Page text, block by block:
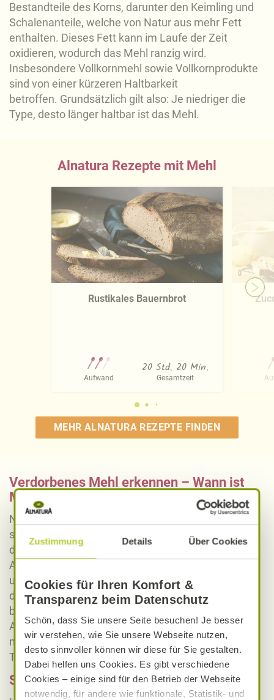
Zustimmung Details Über Cookies
Cookies für Ihren Komfort &
Transparenz beim Datenschutz
Schön, dass Sie unsere Seite besuchen! Je besser
wir verstehen, wie Sie unsere Webseite nutzen,
desto sinnvoller können wir diese für Sie gestalten.
Dabei helfen uns Cookies. Es gibt verschiedene
Cookies – einige sind für den Betrieb der Webseite
notwendig, für andere wie funktionale, Statistik- und
Bestandteile des Korns, darunter den Keimling und
Schalenanteile, welche von Natur aus mehr Fett
enthalten. Dieses Fett kann im Laufe der Zeit
oxidieren, wodurch das Mehl ranzig wird.
Insbesondere Vollkornmehl sowie Vollkornprodukte
sind von einer kürzeren Haltbarkeit
betroffen. Grundsätzlich gilt also: Je niedriger die
Type, desto länger haltbar ist das Mehl.
Alnatura Rezepte mit Mehl
Rustikales Bauernbrot
Aufwand
20 Std. 20 Min.
Gesamtzeit
MEHR ALNATURA REZEPTE FINDEN
Verdorbenes Mehl erkennen – Wann ist
Mehl schlecht?
Nach Ablauf des Haltbarkeitsdatums ist Mehl nicht
sofort schlecht. Allerdings lässt die Backfähigkeit
des Mahlerzeugnis nach, je länger es gelagert wird.
Achten Sie bei der Verwendung von Mehl,
unabhängig vom Haltbarkeitsdatum, darauf, dass
das Mehl einen frischen Geruch und keine Klumpen
besitzt, sondern fein aus der Packung rieselt.
Anzeichen für den Verderb sind unter anderem ein
muffiger, beißender oder ranziger Geruch des
Trockenprodukts.
Schädlinge im Mehl erkennen